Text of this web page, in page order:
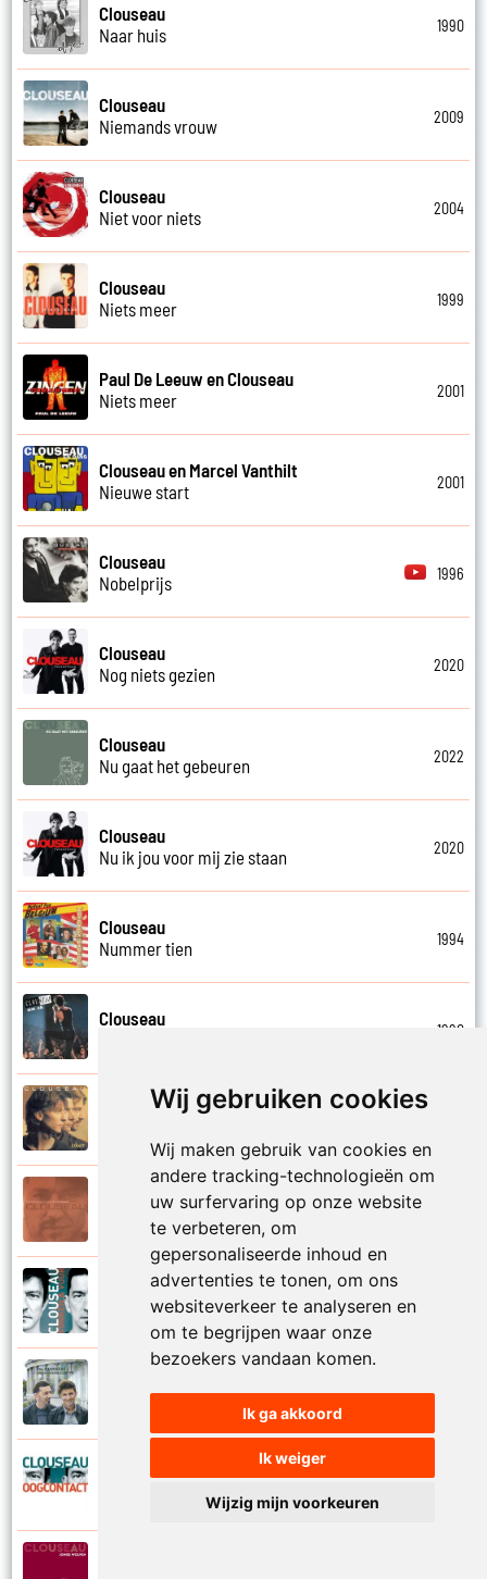
Wij gebruiken cookies
Wij maken gebruik van cookies en
andere tracking-technologieën om
uw surfervaring op onze website
te verbeteren, om
gepersonaliseerde inhoud en
advertenties te tonen, om ons
websiteverkeer te analyseren en
om te begrijpen waar onze
bezoekers vandaan komen.
Ik ga akkoord
Ik weiger
Wijzig mijn voorkeuren
Clouseau
Naar huis
1990
Clouseau
Niemands vrouw
2009
Clouseau
Niet voor niets
2004
Clouseau
Niets meer
1999
Paul De Leeuw en Clouseau
Niets meer
2001
Clouseau en Marcel Vanthilt
Nieuwe start
2001
Clouseau
Nobelprijs
1996
Clouseau
Nog niets gezien
2020
Clouseau
Nu gaat het gebeuren
2022
Clouseau
Nu ik jou voor mij zie staan
2020
Clouseau
Nummer tien
1994
Clouseau
1990
Clouseau
Clouseau
Onvergetelijke nacht
Clouseau
Onvolmaakt
Onvoorwaardelijk wij
Clouseau